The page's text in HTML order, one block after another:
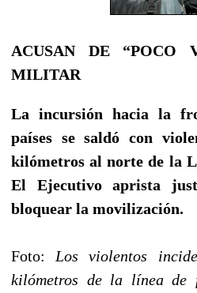
ACUSAN DE “POCO
MILITAR
La incursión hacia la
países se saldó con
kilómetros al norte de la
El Ejecutivo aprista
bloquear la movilización.
Foto: Los violentos
kilómetros de la línea de